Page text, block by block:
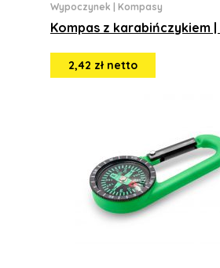
Wypoczynek Kompasy
Kompas z karabińczykiem |
2,42 zł netto